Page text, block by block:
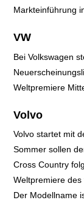
Markteinführung
VW
Bei Volkswagen
Weltpremiere
Volvo
Volvo startet mit
Sommer sollen
Cross Country
Weltpremiere
Der Modellname